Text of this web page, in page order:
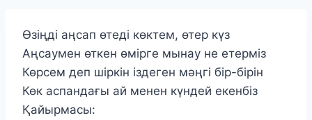
Өзіңді аңсап өтеді көктем, өтер күз
Аңсаумен өткен өмірге мынау не етерміз
Көрсем деп шіркін іздеген мәңгі бір-бірін
Көк аспандағы ай менен күндей екенбіз
Қайырмасы: